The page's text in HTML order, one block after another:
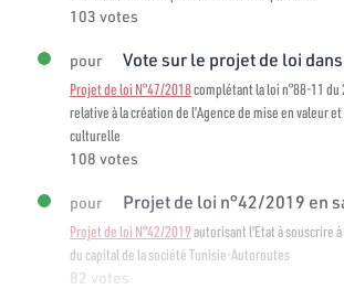
103 votes
pour Vote sur le projet de loi
Projet de loi N°47/2018complétant la loi n°88-11 du
relative à la création de l’Agence de mise en valeur
culturelle
108 votes
pour Projet de loi n°42/2019 en
Projet de loi N°42/2019autorisant l'Etat à souscrire
du capital de la société Tunisie-Autoroutes
82 votes